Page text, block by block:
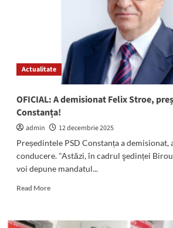
Stroe
Actualitate
OFICIAL: A demisionat Felix Stroe,
Constanța!
admin
12 decembrie 2025
Președintele PSD Constanța a demisionat,
conducere. "Astăzi, în cadrul şedinței
voi depune mandatul...
Read MoreRead
OFICIAL: